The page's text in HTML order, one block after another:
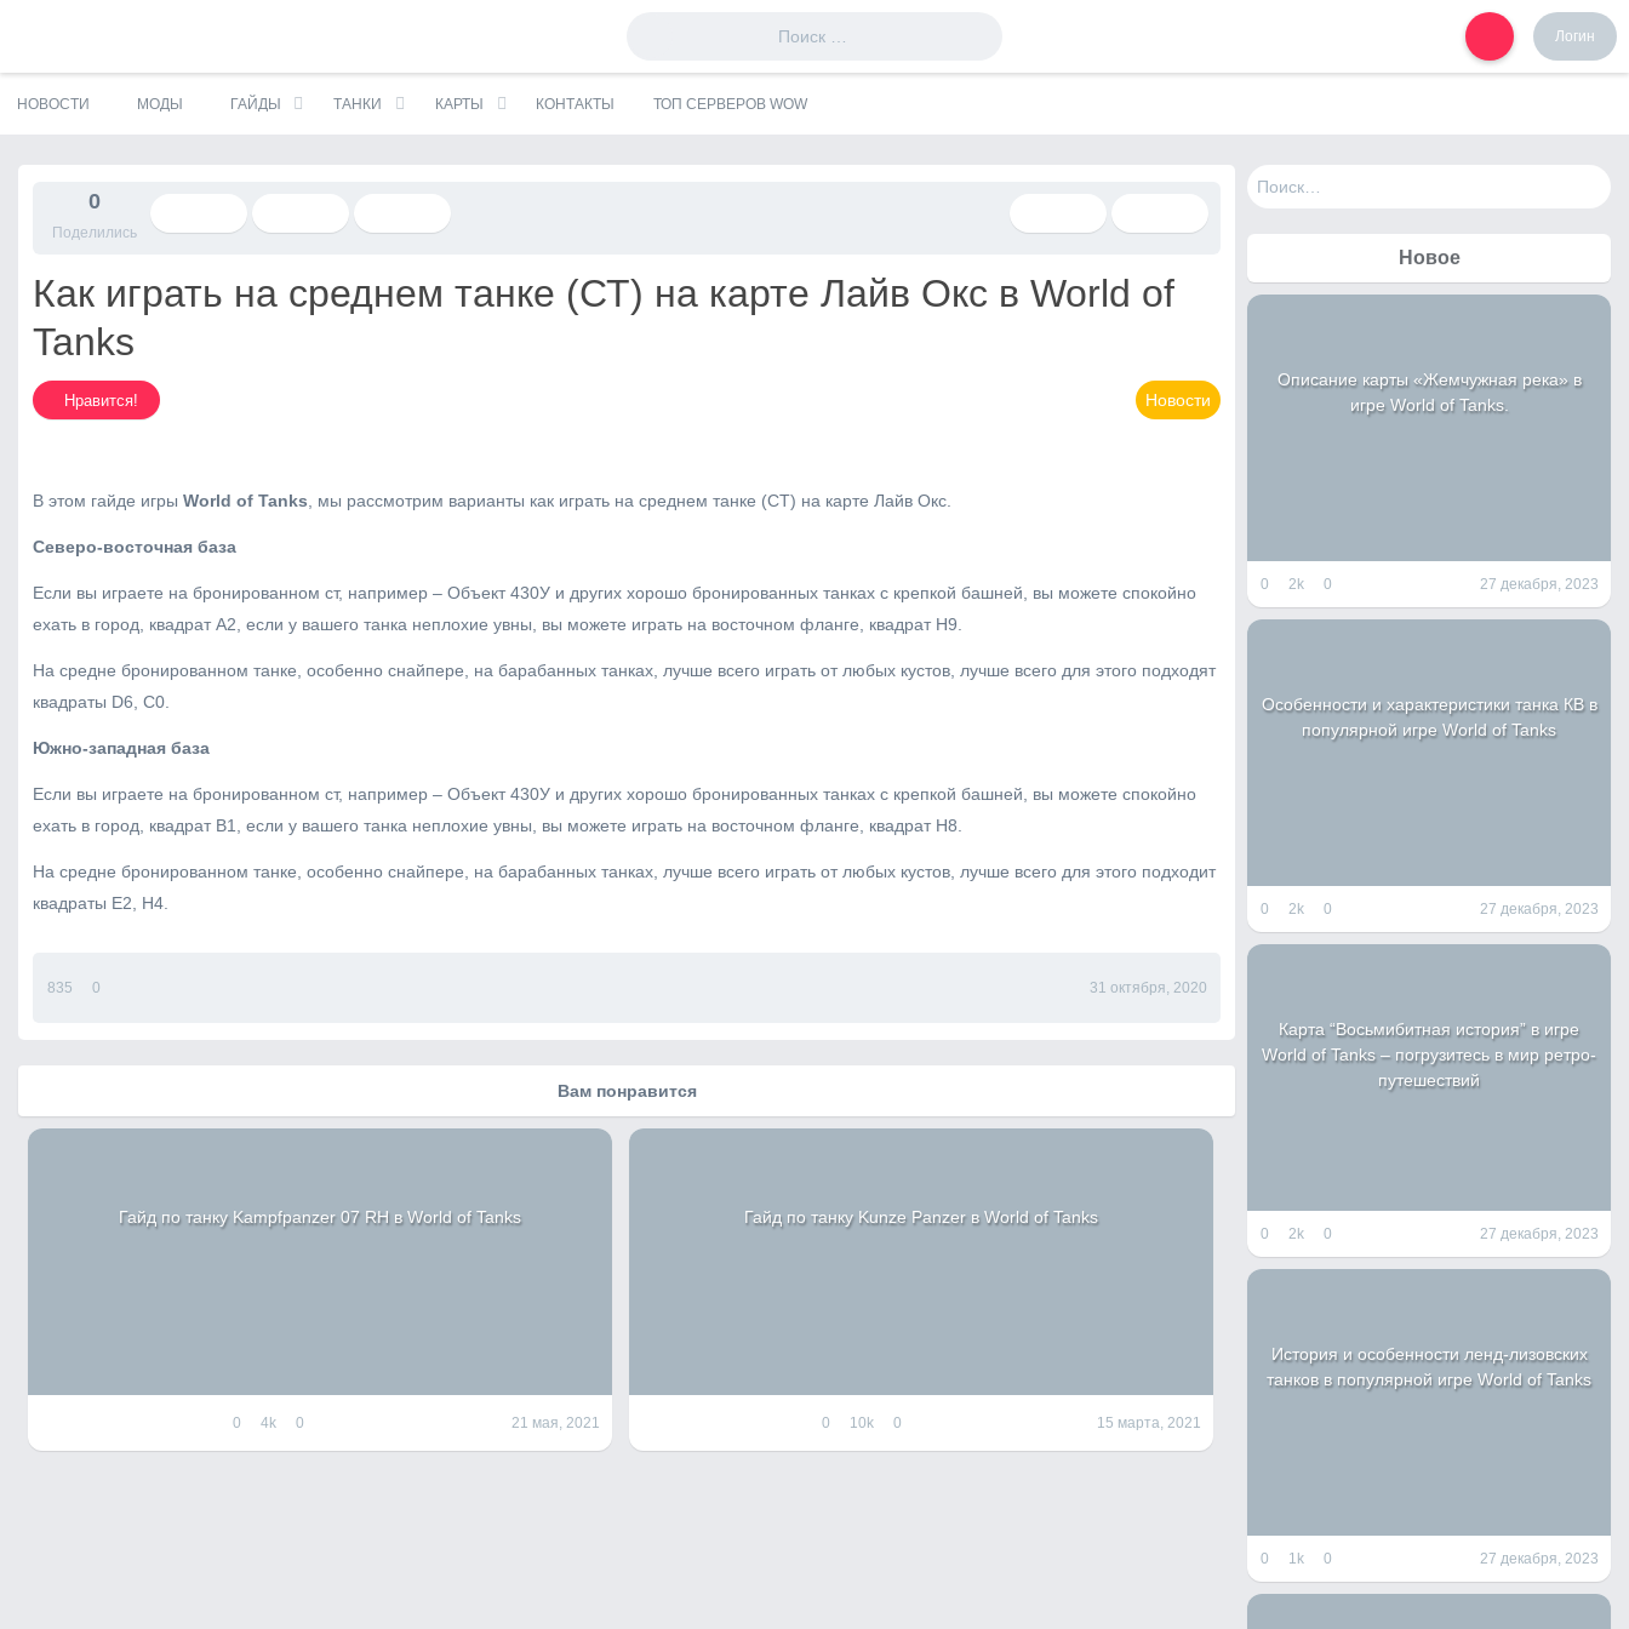
Логин
НОВОСТИ МОДЫ ГАЙДЫ ТАНКИ КАРТЫ КОНТАКТЫ ТОП СЕРВЕРОВ WOW
0
Поделились
Как играть на среднем танке (СТ) на карте Лайв Окс в World of
Tanks
Нравится! Новости
В этом гайде игры World of Tanks , мы рассмотрим варианты как играть на среднем танке (СТ) на карте Лайв Окс.
Северо-восточная база
Если вы играете на бронированном ст, например – Объект 430У и других хорошо бронированных танках с крепкой башней, вы можете спокойно
ехать в город, квадрат A2, если у вашего танка неплохие увны, вы можете играть на восточном фланге, квадрат H9.
На средне бронированном танке, особенно снайпере, на барабанных танках, лучше всего играть от любых кустов, лучше всего для этого подходят
квадраты D6, C0.
Южно-западная база
Если вы играете на бронированном ст, например – Объект 430У и других хорошо бронированных танках с крепкой башней, вы можете спокойно
ехать в город, квадрат B1, если у вашего танка неплохие увны, вы можете играть на восточном фланге, квадрат H8.
На средне бронированном танке, особенно снайпере, на барабанных танках, лучше всего играть от любых кустов, лучше всего для этого подходит
квадраты E2, H4.
835 0 31 октября, 2020
Вам понравится
Гайд по танку Kampfpanzer 07 RH в World of Tanks
0 4k 0 21 мая, 2021
Гайд по танку Kunze Panzer в World of Tanks
0 10k 0 15 марта, 2021
Н
и
Новое
Описание карты «Жемчужная река» в
игре World of Tanks.
0 2k 0 27 декабря, 2023
Особенности и характеристики танка КВ в
популярной игре World of Tanks
0 2k 0 27 декабря, 2023
Карта “Восьмибитная история” в игре
World of Tanks – погрузитесь в мир ретро-
путешествий
0 2k 0 27 декабря, 2023
История и особенности ленд-лизовских
танков в популярной игре World of Tanks
0 1k 0 27 декабря, 2023